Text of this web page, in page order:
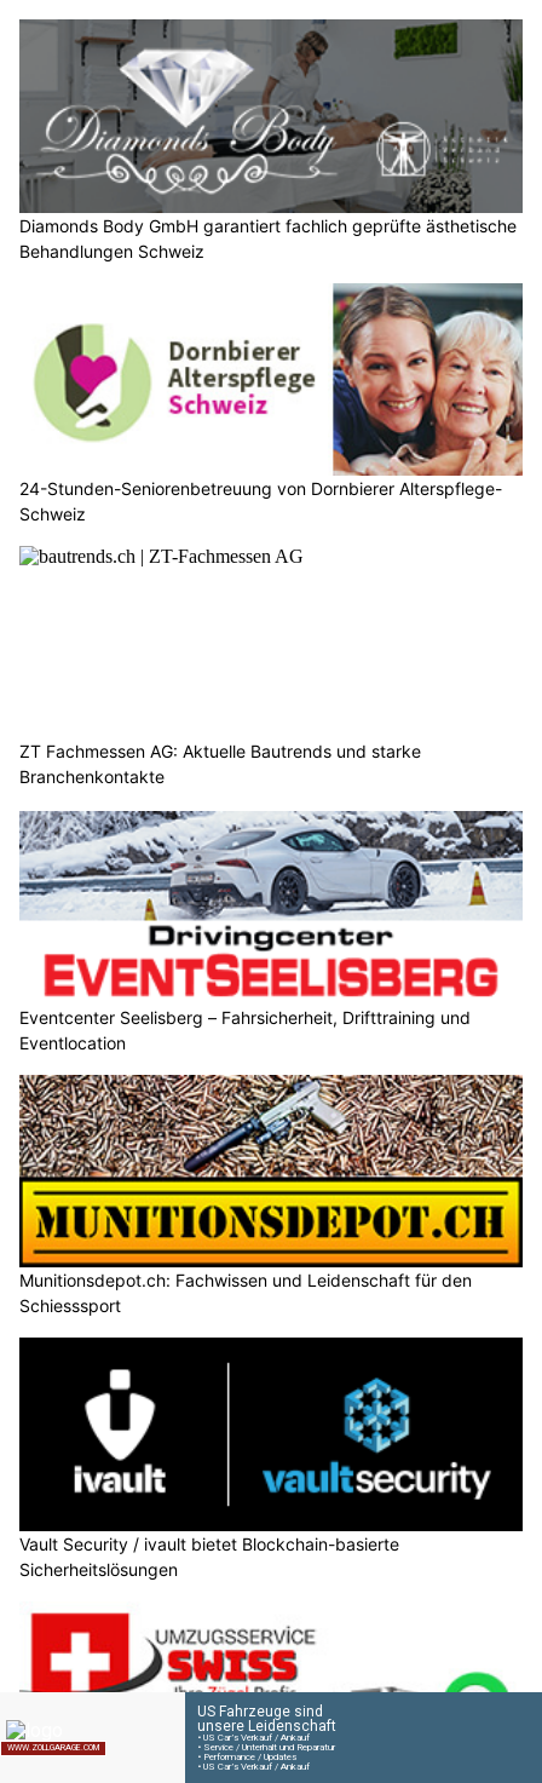
Diamonds Body GmbH garantiert fachlich geprüfte ästhetische
Behandlungen Schweiz
24-Stunden-Seniorenbetreuung von Dornbierer Alterspflege-
Schweiz
ZT Fachmessen AG: Aktuelle Bautrends und starke
Branchenkontakte
Eventcenter Seelisberg – Fahrsicherheit, Drifttraining und
Eventlocation
Munitionsdepot.ch: Fachwissen und Leidenschaft für den
Schiesssport
Vault Security / ivault bietet Blockchain-basierte
Sicherheitslösungen